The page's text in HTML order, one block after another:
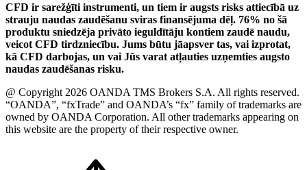
CFD ir sarežģīti instrumenti, un tiem ir augsts risks attiecībā uz
strauju naudas zaudēšanu sviras finansējuma dēļ. 76% no šā
produktu sniedzēja privāto ieguldītāju kontiem zaudē naudu,
veicot CFD tirdzniecību. Jums būtu jāapsver tas, vai izprotat,
kā CFD darbojas, un vai Jūs varat atļauties uzņemties augsto
naudas zaudēšanas risku.
@ Copyright 2026 OANDA TMS Brokers S.A. All rights reserved.
“OANDA”, “fxTrade” and OANDA’s “fx” family of trademarks are
owned by OANDA Corporation. All other trademarks appearing on
this website are the property of their respective owner.